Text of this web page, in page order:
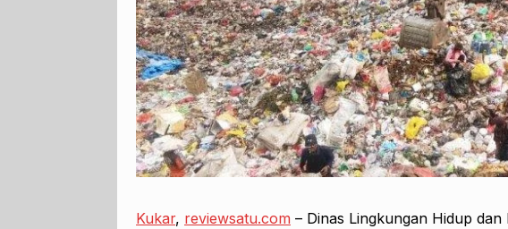
Kukar, reviewsatu.com – Dinas Lingkungan Hidup